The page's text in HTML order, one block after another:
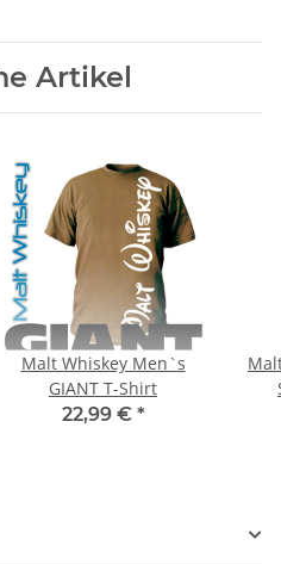
Artikel
Malt Whiskey Men`s
GIANT T-Shirt
22,99 € *